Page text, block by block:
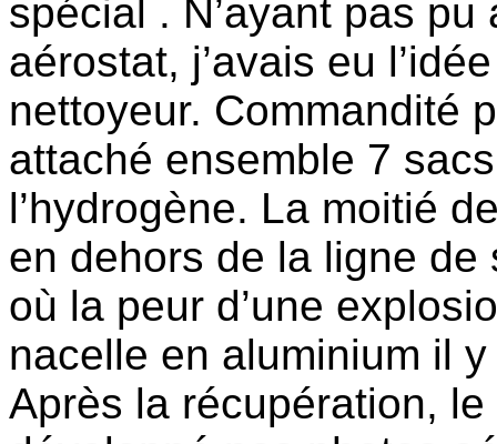
spécial . N’ayant pas
aérostat, j’avais eu
nettoyeur. Commandité
attaché ensemble 7
l’hydrogène. La moitié
en dehors de la ligne
où la peur d’une
nacelle en aluminium il
Après la récupération,